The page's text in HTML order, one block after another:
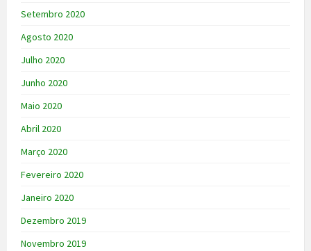
Setembro 2020
Agosto 2020
Julho 2020
Junho 2020
Maio 2020
Abril 2020
Março 2020
Fevereiro 2020
Janeiro 2020
Dezembro 2019
Novembro 2019